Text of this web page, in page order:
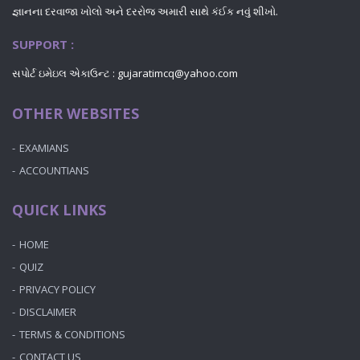
જ્ઞાનના દરવાજા ખોલો અને દરરોજ અમારી સાથે કંઈક નવું શીખો.
SUPPORT :
સપોર્ટ ઇમેઇલ એકાઉન્ટ : gujaratimcq@yahoo.com
OTHER WEBSITES
EXAMIANS
ACCOUNTIANS
QUICK LINKS
HOME
QUIZ
PRIVACY POLICY
DISCLAIMER
TERMS & CONDITIONS
CONTACT US